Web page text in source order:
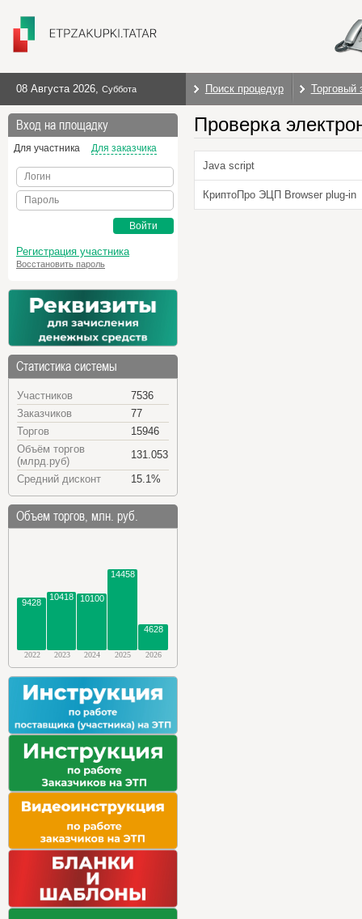
08 Августа 2026, Суббота Поиск процедур Торговый
Вход на площадку
Для участника Для заказчика
Логин
Пароль
Войти
Регистрация участника
Восстановить пароль
Статистика системы
Участников
7536
Заказчиков
77
Торгов
15946
Объём торгов
(млрд.руб)
131.053
Средний дисконт
15.1%
Объем торгов, млн. руб.
9428
10418 10100
14458
4628
2022 2023 2024 2025 2026
Проверка
Java script
КриптоПро ЭЦП Browser plug-in